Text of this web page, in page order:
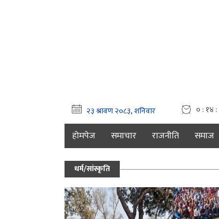
० : १४
होमपेज समाचार राजनीति समाज
धर्म/सांस्कृति